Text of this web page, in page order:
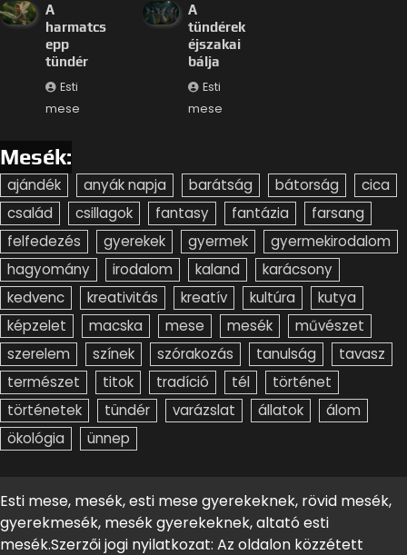
A
harmatcs
epp
tündér
Esti
mese
A
tündérek
éjszakai
bálja
Esti
mese
Mesék:
ajándék anyák napja barátság bátorság
cica
család
csillagok fantasy fantázia
farsang
felfedezés
gyerekek gyermek
gyermekirodalom
hagyomány
irodalom kaland
karácsony
kedvenc
kreativitás kreatív kultúra
kutya
képzelet
macska mese mesék
művészet
szerelem
színek szórakozás tanulság
tavasz
természet
titok tradíció tél
történet
történetek
tündér varázslat állatok
álom
ökológia
ünnep
Esti mese, mesék, esti mese gyerekeknek, rövid mesék,
gyerekmesék, mesék gyerekeknek, altató esti
mesék.Szerzői jogi nyilatkozat: Az oldalon közzétett